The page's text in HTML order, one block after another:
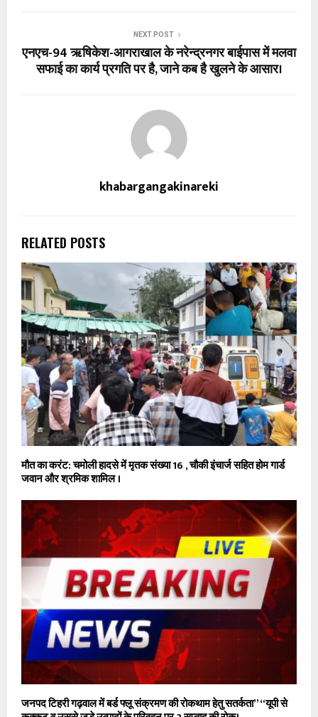
NEXT POST
एनएच-94 ऋषिकेश-आगराखाल के नरेन्द्रनगर बाईपास में मलवा
सफाई का कार्य प्रगति पर है, जाने कब है खुलने के आसार।
khabargangakinareki
RELATED POSTS
मौत का करंट: चमोली हादसे में मृतक संख्या 16 , चौकी इंचार्ज सहित होम गार्ड
जवान और श्रमिक शामिल ।
जनपद टिहरी गढ़वाल में बर्ड फ्लू संक्रमण की रोकथाम हेतु सतर्कता” “यूपी से